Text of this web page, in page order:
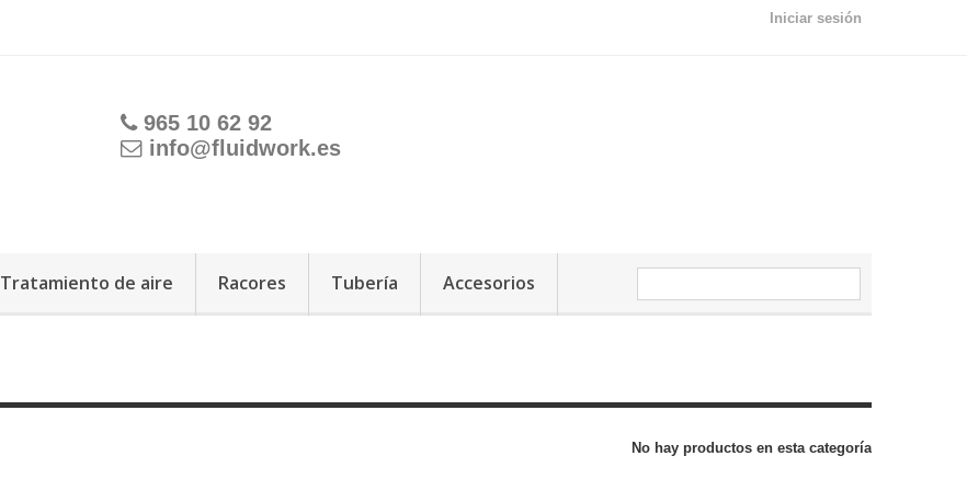
Iniciar sesión
965 10 62 92
info@fluidwork.es
Tratamiento de aire Racores Tubería Accesorios
No hay productos en esta categoría